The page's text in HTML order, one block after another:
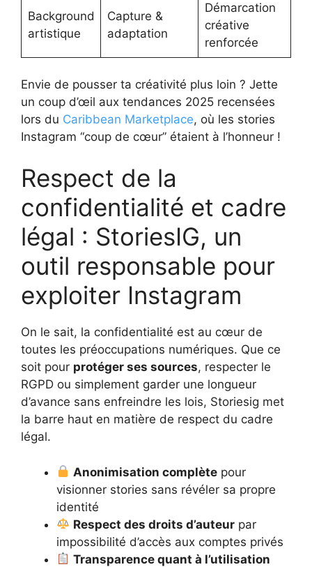
Background
artistique
Capture &
adaptation
Démarcation
créative
renforcée
Envie de pousser ta créativité plus loin ? Jette
un coup d’œil aux tendances 2025 recensées
lors du Caribbean Marketplace, où les stories
Instagram “coup de cœur” étaient à l’honneur !
Respect de la
confidentialité et cadre
légal : StoriesIG, un
outil responsable pour
exploiter Instagram
On le sait, la confidentialité est au cœur de
toutes les préoccupations numériques. Que ce
soit pour protéger ses sources, respecter le
RGPD ou simplement garder une longueur
d’avance sans enfreindre les lois, Storiesig met
la barre haut en matière de respect du cadre
légal.
Anonimisation complète pour
visionner stories sans révéler sa propre
identité
Respect des droits d’auteur par
impossibilité d’accès aux comptes privés
Transparence quant à l’utilisation